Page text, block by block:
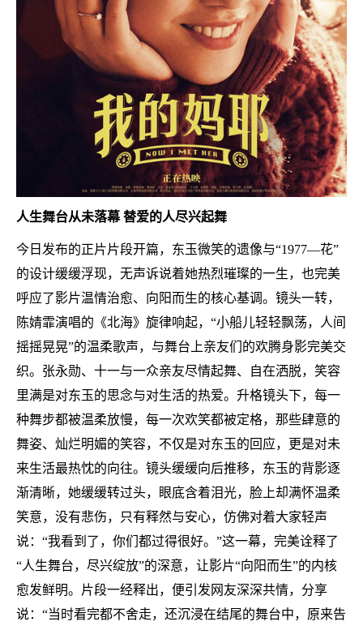
人生舞台从未落幕 替爱的人尽兴起舞
今日发布的正片片段开篇，东玉微笑的遗像与“1977—花”
的设计缓缓浮现，无声诉说着她热烈璀璨的一生，也完美
呼应了影片温情治愈、向阳而生的核心基调。镜头一转，
陈婧霏演唱的《北海》旋律响起，“小船儿轻轻飘荡，人间
摇摇晃晃”的温柔歌声，与舞台上亲友们的欢腾身影完美交
织。张永勋、十一与一众亲友尽情起舞、自在洒脱，笑容
里满是对东玉的思念与对生活的热爱。升格镜头下，每一
种舞步都被温柔放慢，每一次欢笑都被定格，那些肆意的
舞姿、灿烂明媚的笑容，不仅是对东玉的回应，更是对未
来生活最热忱的向往。镜头缓缓向后推移，东玉的背影逐
渐清晰，她缓缓转过头，眼底含着泪光，脸上却满怀温柔
笑意，没有悲伤，只有释然与安心，仿佛对着大家轻声
说：“我看到了，你们都过得很好。”这一幕，完美诠释了
“人生舞台，尽兴绽放”的深意，让影片“向阳而生”的内核
愈发鲜明。片段一经释出，便引发网友深深共情，分享
说：“当时看完都不舍走，还沉浸在结尾的舞台中，原来告